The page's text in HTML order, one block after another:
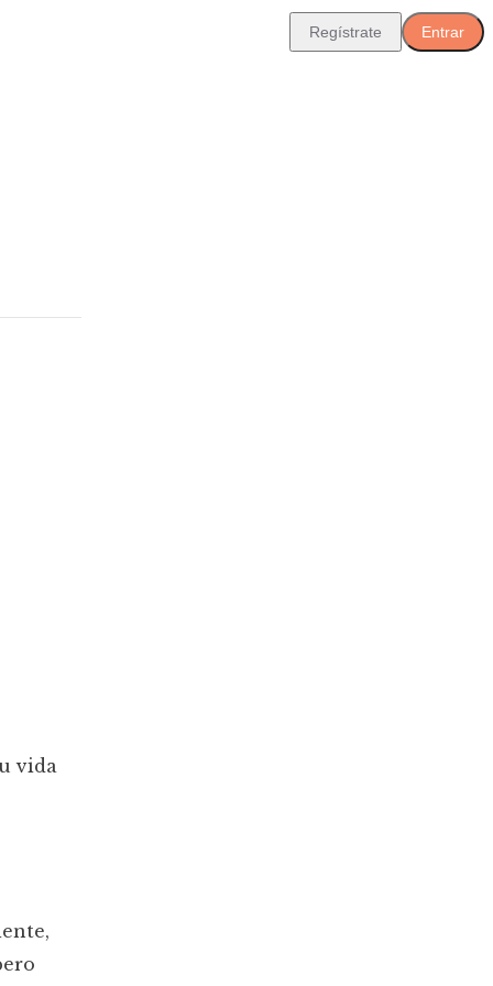
Regístrate Entrar
vida